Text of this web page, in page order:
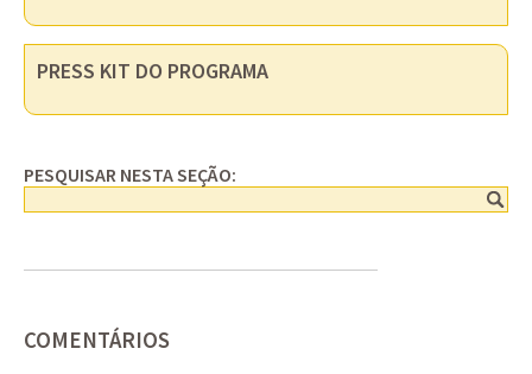
PRESS KIT DO PROGRAMA
PESQUISAR NESTA SEÇÃO:
COMENTÁRIOS